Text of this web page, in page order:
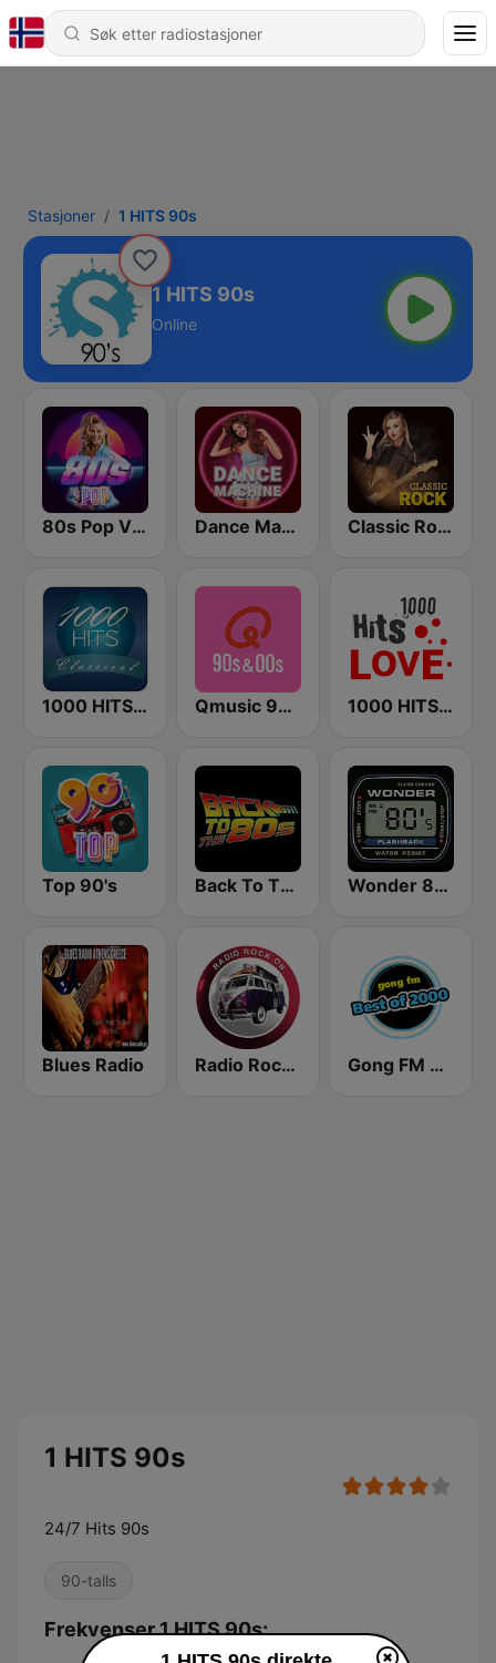
Stasjoner 1 HITS 90s
1 HITS 90s
Online
80s Pop Vibes Dance Machine Classic Rock Station
1000 HITS Classical Music Qmusic 90's & 00's 1000 HITS Love
Top 90's Back To The 80's Radio Wonder 80's
Blues Radio Radio Rock On Gong FM Best of 2000
1 HITS 90s
24/7 Hits 90s
90-talls
Frekvenser 1 HITS 90s: